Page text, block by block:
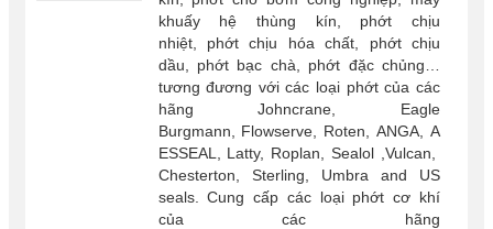
khuấy hệ thùng kín, phớt chịu
nhiệt, phớt chịu hóa chất, phớt chịu
dầu, phớt bạc chà, phớt đặc chủng…
tương đương với các loại phớt của các
hãng Johncrane, Eagle
Burgmann, Flowserve, Roten, ANGA, A
ESSEAL, Latty, Roplan, Sealol ,Vulcan,
Chesterton, Sterling, Umbra and US
seals. Cung cấp các loại phớt cơ khí
của các hãng